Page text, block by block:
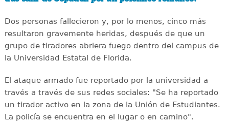
Dos personas fallecieron y, por lo menos, cinco más
resultaron gravemente heridas, después de que un
grupo de tiradores abriera fuego dentro del campus de
la Universidad Estatal de Florida.
El ataque armado fue reportado por la universidad a
través a través de sus redes sociales: "Se ha reportado
un tirador activo en la zona de la Unión de Estudiantes.
La policía se encuentra en el lugar o en camino".